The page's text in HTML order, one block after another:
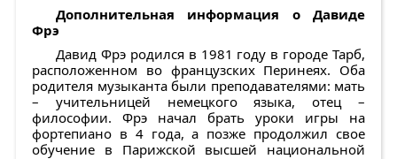
Дополнительная информация о Давиде
Фрэ
Давид Фрэ родился в 1981 году в городе Тарб,
расположенном во французских Перинеях. Оба
родителя музыканта были преподавателями: мать
– учительницей немецкого языка, отец –
философии. Фрэ начал брать уроки игры на
фортепиано в 4 года, а позже продолжил свое
обучение в Парижской высшей национальной